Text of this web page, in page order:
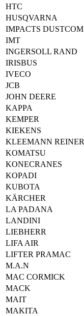
HTC
HUSQVARNA
IMPACTS DUSTCOM
IMT
INGERSOLL RAND
IRISBUS
IVECO
JCB
JOHN DEERE
KAPPA
KEMPER
KIEKENS
KLEEMANN REINER
KOMATSU
KONECRANES
KOPADI
KUBOTA
KÄRCHER
LA PADANA
LANDINI
LIEBHERR
LIFA AIR
LIFTER PRAMAC
M.A.N
MAC CORMICK
MACK
MAIT
MAKITA